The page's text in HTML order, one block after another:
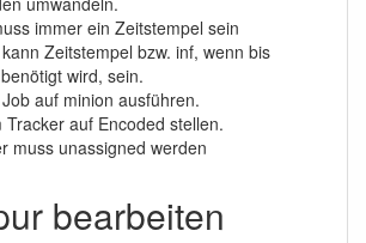
immer ein Zeitstempel sein
Zeitstempel bzw. inf, wenn bis
wird, sein.
auf minion ausführen.
Tracker auf Encoded stellen.
muss unassigned werden
bearbeiten